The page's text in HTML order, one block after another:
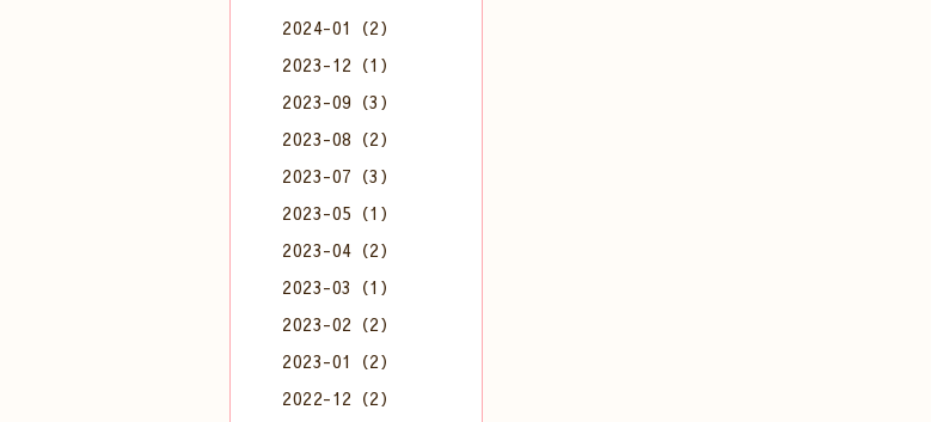
2024-01（2）
2023-12（1）
2023-09（3）
2023-08（2）
2023-07（3）
2023-05（1）
2023-04（2）
2023-03（1）
2023-02（2）
2023-01（2）
2022-12（2）